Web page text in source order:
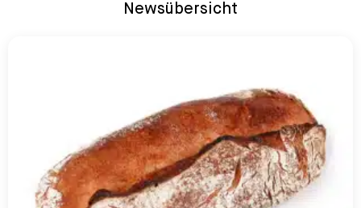
Newsübersicht